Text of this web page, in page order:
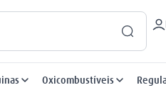
Oxicombustíveis